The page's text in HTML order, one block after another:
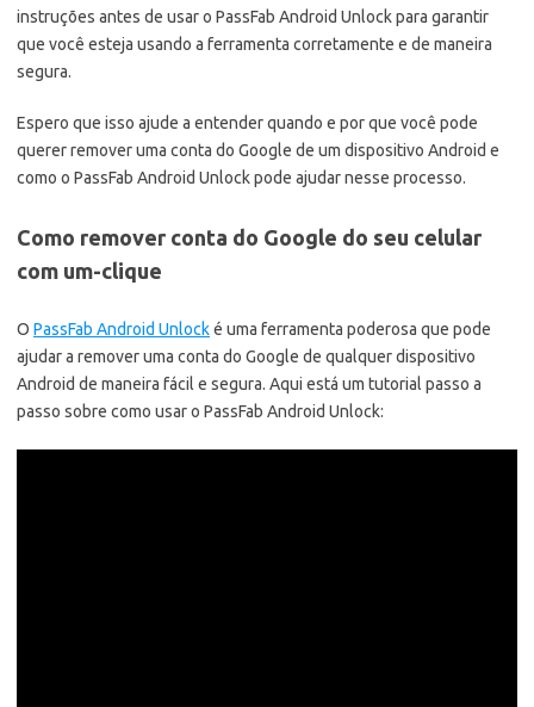
instruções antes de usar o PassFab Android Unlock para garantir
que você esteja usando a ferramenta corretamente e de maneira
segura.
Espero que isso ajude a entender quando e por que você pode
querer remover uma conta do Google de um dispositivo Android e
como o PassFab Android Unlock pode ajudar nesse processo.
Como remover conta do Google do seu celular
com um-clique
O PassFab Android Unlocké uma ferramenta poderosa que pode
ajudar a remover uma conta do Google de qualquer dispositivo
Android de maneira fácil e segura. Aqui está um tutorial passo a
passo sobre como usar o PassFab Android Unlock: